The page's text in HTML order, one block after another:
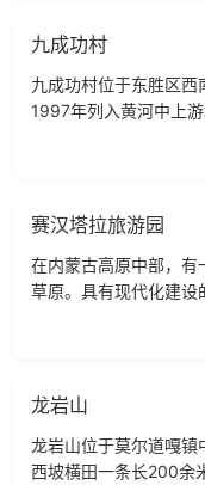
九成功村
九成功村位于东胜区西
1997年列入黄河中上
赛汉塔拉旅游园
在内蒙古高原中部，有
草原。具有现代化建设
龙岩山
龙岩山位于莫尔道嘎镇
西坡横田一条长200余